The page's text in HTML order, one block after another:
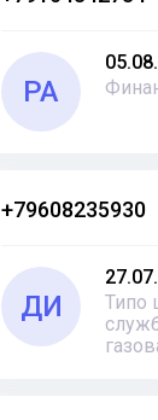
РА
+79608235930
ДИ
Типо